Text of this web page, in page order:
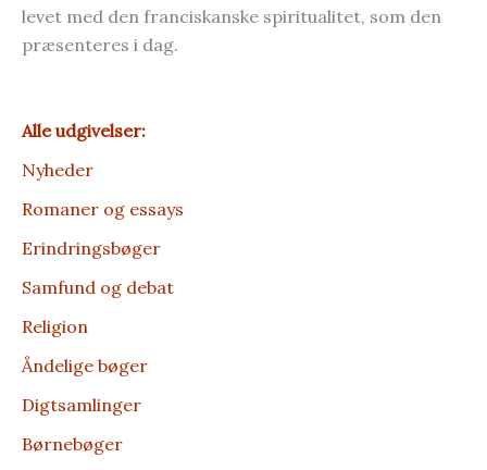
Alle udgivelser:
Nyheder
Romaner og essays
Erindrings­bøger
Samfund og debat
Religion
Åndelige bøger
Digt­­samlinger
Børne­bøger
levet med den franciskanske spiritualitet, som den
præsenteres i dag.